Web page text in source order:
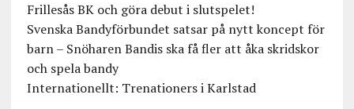
Frillesås BK och göra debut i slutspelet!
Svenska Bandyförbundet satsar på nytt koncept för
barn – Snöharen Bandis ska få fler att åka skridskor
och spela bandy
Internationellt: Trenationers i Karlstad